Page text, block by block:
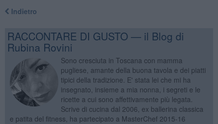
Indietro
RACCONTARE DI GUSTO — il Blog di
Rubina Rovini
Sono cresciuta in Toscana con mamma
pugliese, amante della buona tavola e dei piatti
tipici della tradizione. E' stata lei che mi ha
insegnato, insieme a mia nonna, i segreti e le
ricette a cui sono affettivamente più legata.
Scrive di cucina dal 2006, ex ballerina classica
e patita del fitness, ha partecipato a MasterChef 2015-16